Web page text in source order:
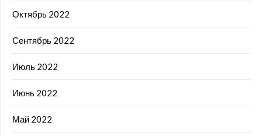
Октябрь 2022
Сентябрь 2022
Июль 2022
Июнь 2022
Май 2022